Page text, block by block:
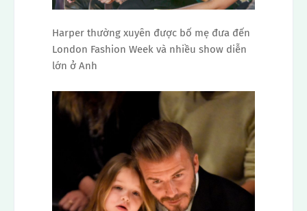
Harper thường xuyên được bố mẹ đưa đến
London Fashion Week và nhiều show diễn
lớn ở Anh